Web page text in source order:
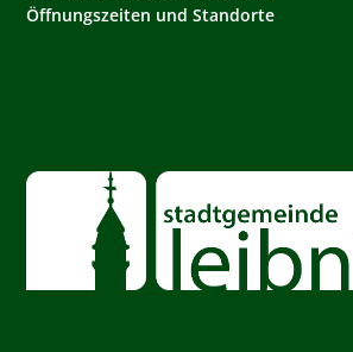
Öffnungszeiten und Standorte